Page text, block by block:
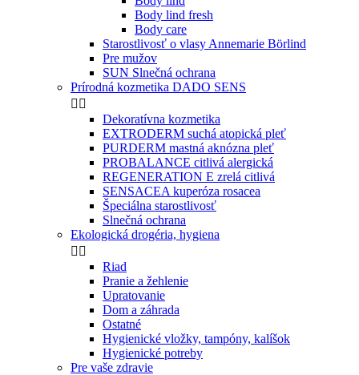
Body lind fresh
Body care
Starostlivosť o vlasy Annemarie Börlind
Pre mužov
SUN Slnečná ochrana
Prírodná kozmetika DADO SENS
 
Dekoratívna kozmetika
EXTRODERM suchá atopická pleť
PURDERM mastná aknózna pleť
PROBALANCE citlivá alergická
REGENERATION E zrelá citlivá
SENSACEA kuperóza rosacea
Špeciálna starostlivosť
Slnečná ochrana
Ekologická drogéria, hygiena
 
Riad
Pranie a žehlenie
Upratovanie
Dom a záhrada
Ostatné
Hygienické vložky, tampóny, kalíšok
Hygienické potreby
Pre vaše zdravie